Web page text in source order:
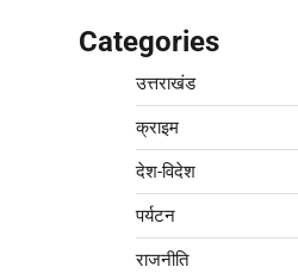
Categories
उत्तराखंड
क्राइम
देश-विदेश
पर्यटन
राजनीति